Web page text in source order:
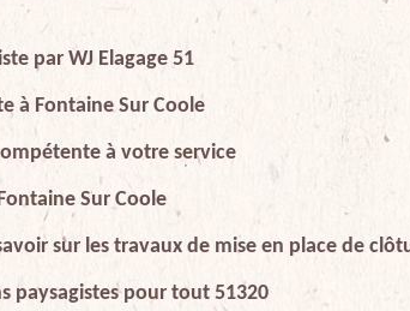
par WJ Elagage 51
à Fontaine Sur Coole
à votre service
Sur Coole
sur les travaux de mise en place de
paysagistes pour tout 51320